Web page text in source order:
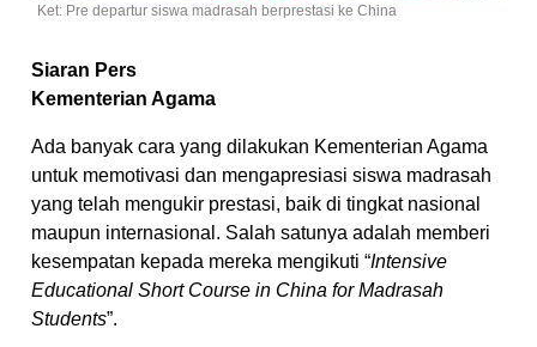
Ket: Pre departur siswa madrasah berprestasi ke China
Siaran Pers
Kementerian Agama
Ada banyak cara yang dilakukan Kementerian Agama
untuk memotivasi dan mengapresiasi siswa madrasah
yang telah mengukir prestasi, baik di tingkat nasional
maupun internasional. Salah satunya adalah memberi
kesempatan kepada mereka mengikuti “Intensive
Educational Short Course in China for Madrasah
Students”.